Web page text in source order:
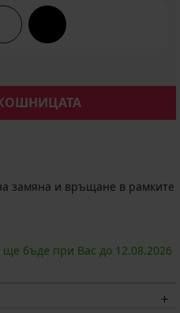
замяна и връщане в рамките
ще бъде при Вас до 12.08.2026